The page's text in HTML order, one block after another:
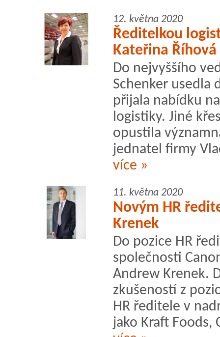
12. května 2020
Ředitelkou
Kateřina Říhová
Do nejvyššího
Schenker usedla
přijala nabídku
logistiky. Jiné
opustila
jednatel firmy
více »
11. května 2020
Novým HR
Krenek
Do pozice HR
společnosti
Andrew Krenek.
zkušeností z
HR ředitele v
jako Kraft Foods,